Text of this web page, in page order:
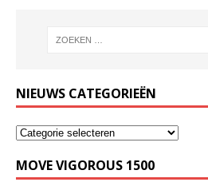
NIEUWS CATEGORIEËN
MOVE VIGOROUS 1500